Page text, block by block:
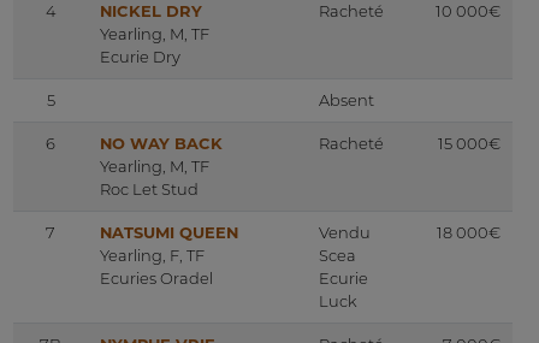
4
NICKEL DRY
Yearling, M, TF
Ecurie Dry
Racheté 10 000€
5 Absent
6
NO WAY BACK
Yearling, M, TF
Roc Let Stud
Racheté 15 000€
7
NATSUMI QUEEN
Yearling, F, TF
Ecuries Oradel
Vendu
Scea
Ecurie
Luck
18 000€